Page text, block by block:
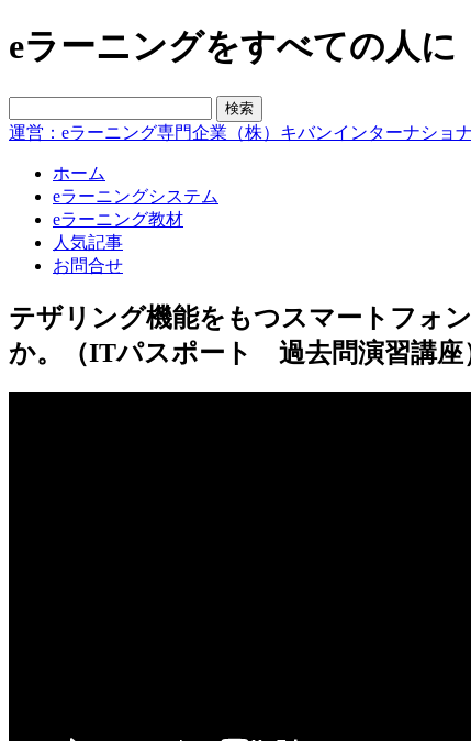
eラーニングをすべての人に
運営：eラーニング専門企業（株）キバンインターナショ
ホーム
eラーニングシステム
eラーニング教材
人気記事
お問合せ
テザリング機能をもつスマートフォ
か。（ITパスポート 過去問演習講座